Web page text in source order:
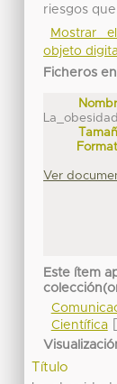
riesgos
Mostrar
objeto digital
Ficheros
Ver
Este ítem
Científica
Título